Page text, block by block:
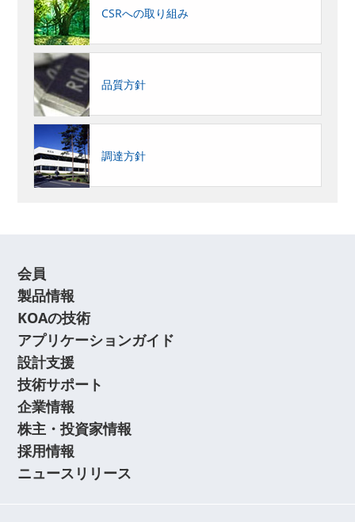
CSRへの取り組み
品質方針
調達方針
会員
製品情報
KOAの技術
アプリケーションガイド
設計支援
技術サポート
企業情報
株主・投資家情報
採用情報
ニュースリリース